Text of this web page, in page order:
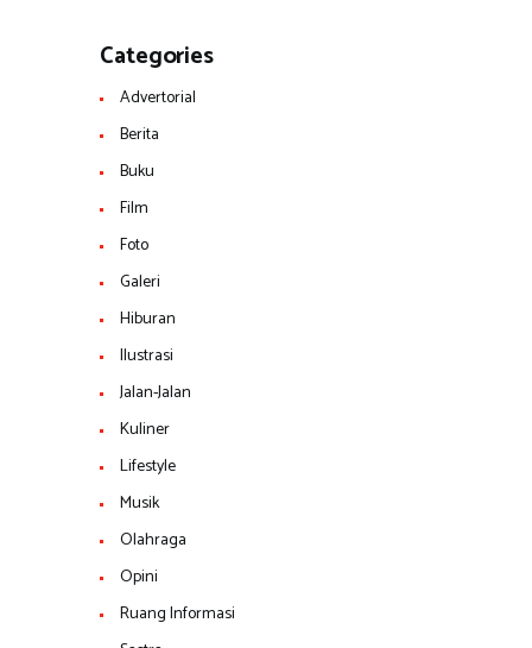
Categories
Advertorial
Berita
Buku
Film
Foto
Galeri
Hiburan
Ilustrasi
Jalan-Jalan
Kuliner
Lifestyle
Musik
Olahraga
Opini
Ruang Informasi